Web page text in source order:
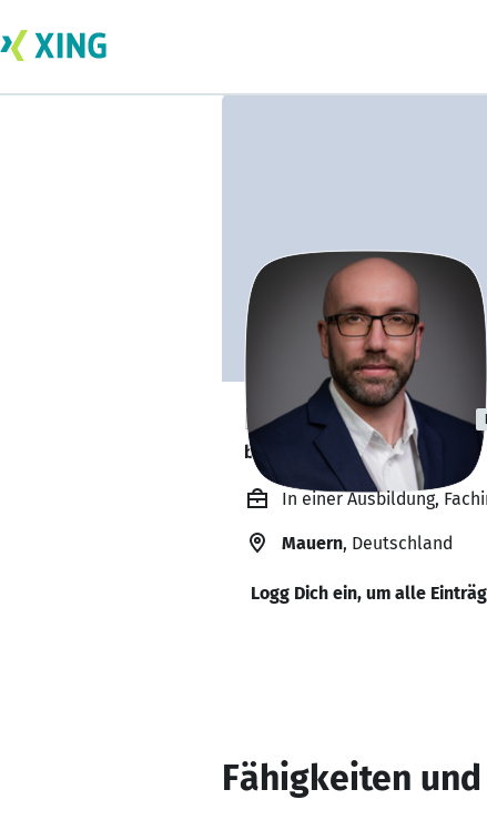
Denes Schröder
bildet sich zurzeit weiter. 🎓
In einer Ausbildung,
Mauern, Deutschland
Logg Dich ein, um alle
Fähigkeiten